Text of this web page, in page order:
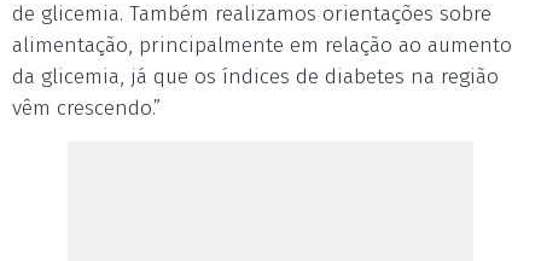
de glicemia. Também realizamos orientações sobre
alimentação, principalmente em relação ao aumento
da glicemia, já que os índices de diabetes na região
vêm crescendo.”